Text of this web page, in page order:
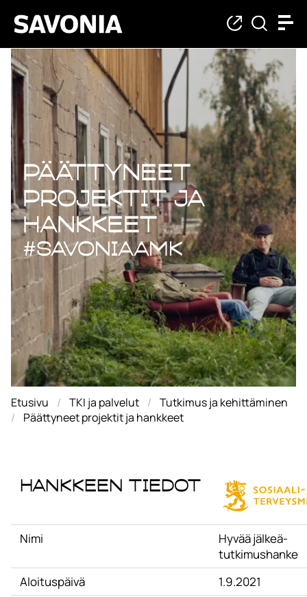
Päättyneet
Päättyneet
projektit ja
hankkeet
#savoniaAMK
Etusivu TKI ja palvelut
Tutkimus ja kehittäminen
Päättyneet projektit ja hankkeet
Hankkeen tiedot
Nimi
Hyvää jälkeä-
tutkimushanke
Aloituspäivä
1.9.2021